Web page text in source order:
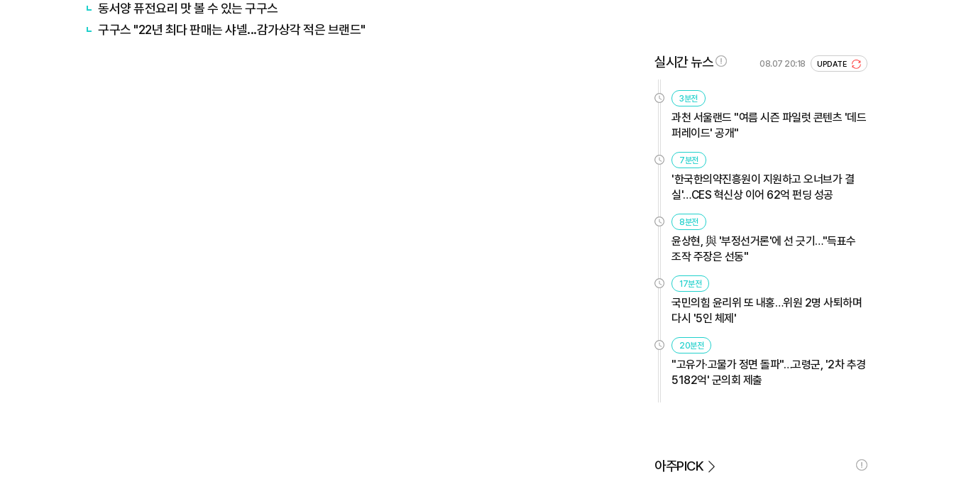
동서양 퓨전요리 맛 볼 수 있는 구구스
구구스 "22년 최다 판매는 샤넬...감가상각 적은 브랜드"
실시간 뉴스 08.07 20:18 UPDATE
3분전
과천 서울랜드 "여름 시즌 파일럿 콘텐츠 '데드
퍼레이드' 공개"
7분전
'한국한의약진흥원이 지원하고 오너브가 결
실'…CES 혁신상 이어 62억 펀딩 성공
8분전
윤상현, 與 '부정선거론'에 선 긋기…"득표수
조작 주장은 선동"
17분전
국민의힘 윤리위 또 내홍…위원 2명 사퇴하며
다시 '5인 체제'
20분전
"고유가·고물가 정면 돌파"…고령군, '2차 추경
5182억' 군의회 제출
아주PICK